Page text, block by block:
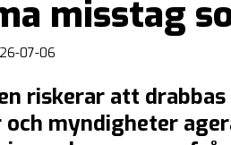
misstag
07-06
riskerar att
myndigheter